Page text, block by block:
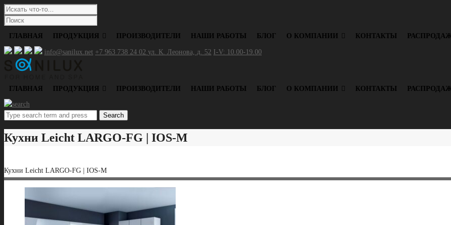
ГЛАВНАЯ ПРОДУКЦИЯ ПРОИЗВОДИТЕЛИ НАШИ РАБОТЫ БЛОГ О КОМПАНИИ КОНТАКТЫ
info@sanilux.net +7 963 738 24 02 ул. К. Леонова, д. 52 I-V: 10.00-19.00
ГЛАВНАЯ ПРОДУКЦИЯ ПРОИЗВОДИТЕЛИ НАШИ РАБОТЫ БЛОГ О КОМПАНИИ КОНТАКТЫ
Search
Кухни Leicht LARGO-FG | IOS-M
Кухни Leicht LARGO-FG | IOS-M